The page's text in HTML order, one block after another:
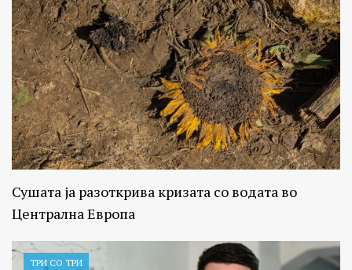
Сушата ја разоткрива кризата со водата во
Централна Европа
ТРИ СО ТРИ